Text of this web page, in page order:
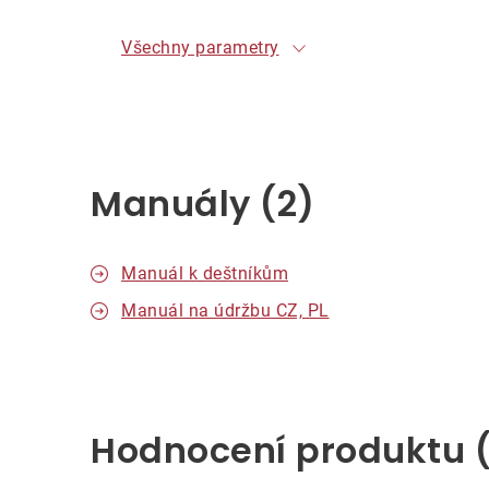
Všechny parametry
Manuály (2)
Manuál k deštníkům
Manuál na údržbu CZ, PL
Hodnocení produktu